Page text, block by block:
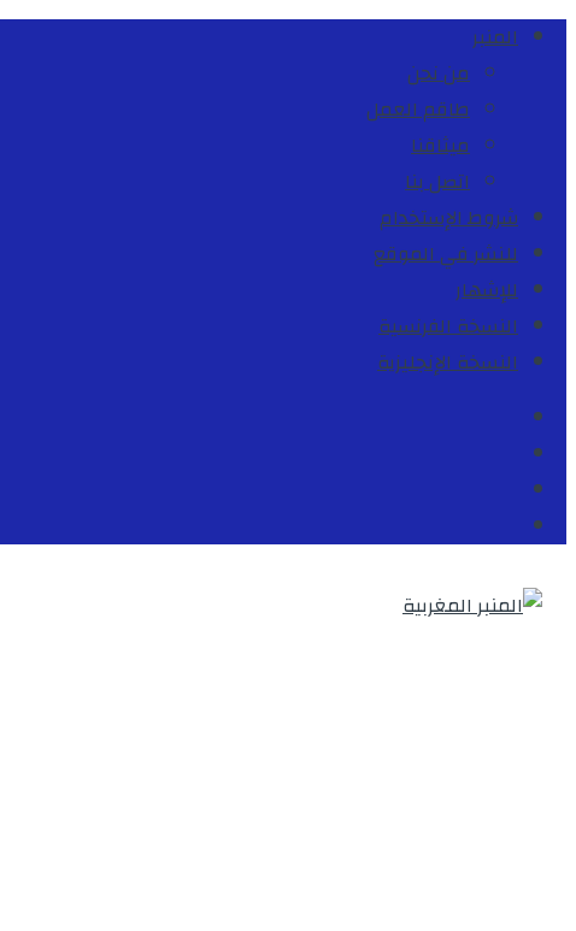
المنبر
من نحن
طاقم العمل
ميثاقنا
اتصل بنا
شروط الإستخدام
للنشر في الموقع
للإشهار
النسخة الفرنسية
النسخة الإنجليزية